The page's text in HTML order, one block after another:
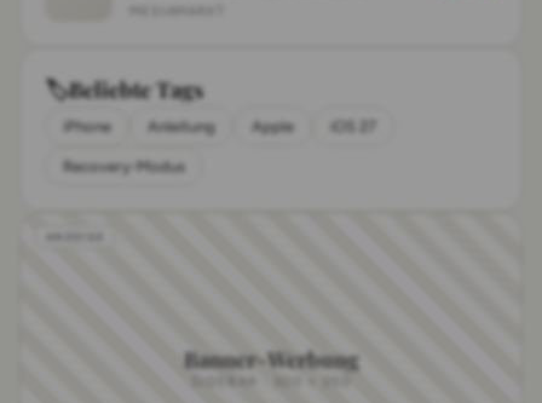
🏷Beliebte Tags
iPhone Anleitung Apple iOS 27
Recovery-Modus
Banner-Werbung